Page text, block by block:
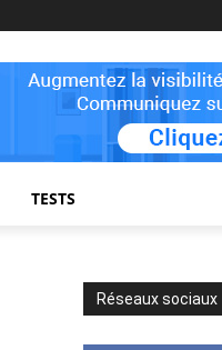
TESTS
Réseaux sociaux